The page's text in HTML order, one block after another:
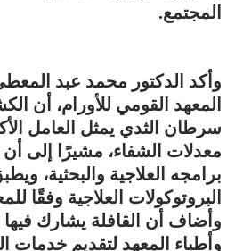
المجتمع.
وأكد الدكتور محمد عبد
المعهد القومي للأورام، أن
سرطان الثدي يمثل العامل
معدلات الشفاء، مشيرًا إلى
برامجه العلاجية والبحثية،
البروتوكولات العلاجية وفقًا
وأضاف أن القافلة يشارك
وأطباء المعهد لتقديم خدمات